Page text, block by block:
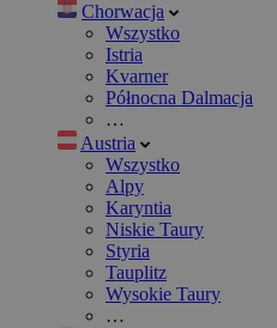
Chorwacja
Wszystko
Istria
Kvarner
Północna Dalmacja
…
Austria
Wszystko
Alpy
Karyntia
Niskie Taury
Styria
Tauplitz
Wysokie Taury
…